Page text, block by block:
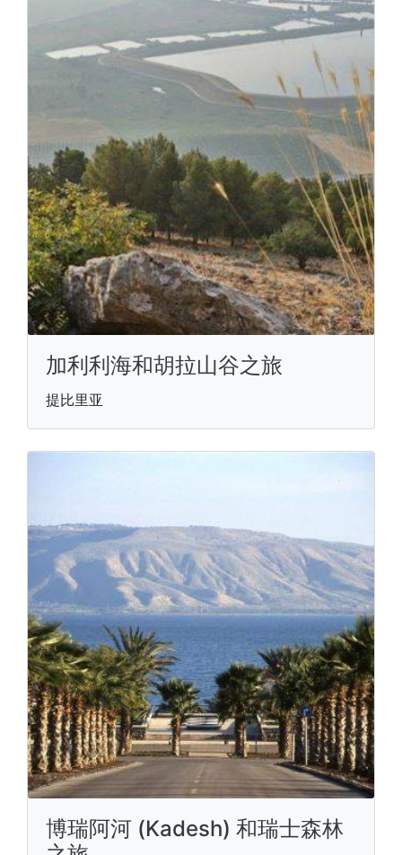
加利利海和胡拉山谷之旅
提比里亚
博瑞阿河 (Kadesh) 和瑞士森林